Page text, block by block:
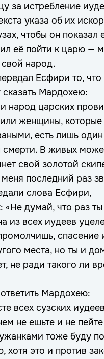
за истребление
указа об их
чтобы он показал
её пойти к царю —
народ.
Есфири то,
сказать Мардохею:
народ царских
женщины, которые
есть лишь
смерти. В живых
свой золотой
последний раз
слова Есфири,
«Не думай, что раз
из всех иудеев
спасение
места, но ты и
не ради такого ли
Мардохею:
всех сузских
не ешьте и не пейте
тоже буду
это и против